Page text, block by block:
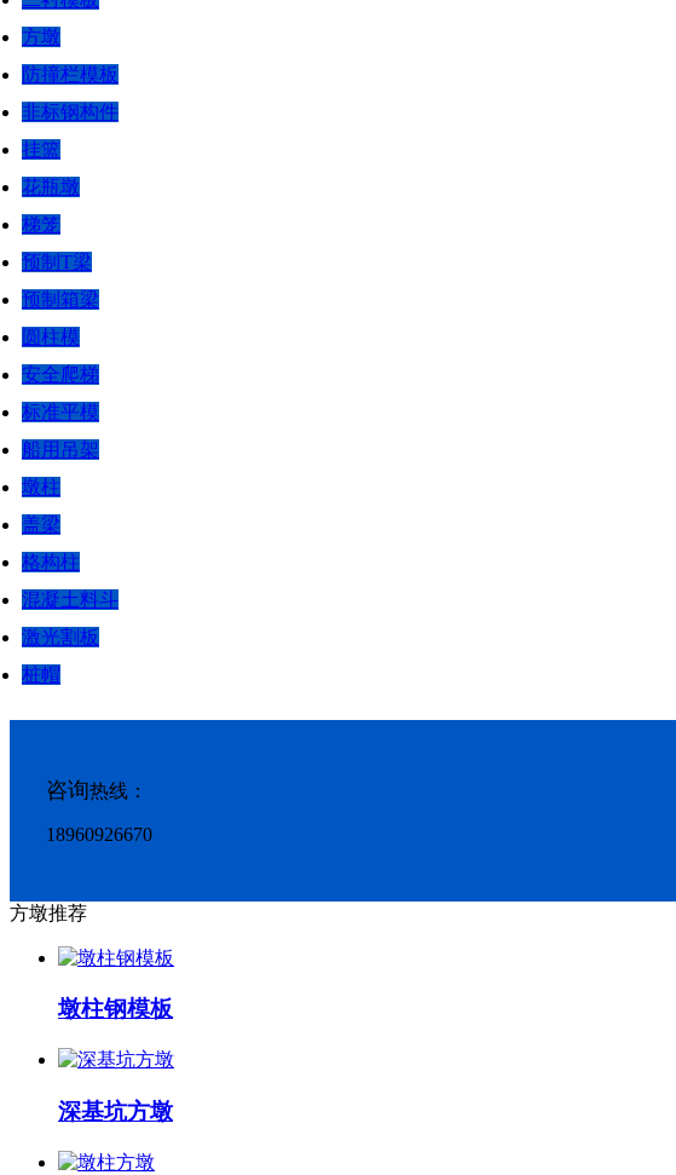
方墩
防撞栏模板
非标钢构件
挂篮
花瓶墩
梯笼
预制T梁
预制箱梁
圆柱模
安全爬梯
标准平模
船用吊架
墩柱
盖梁
格构柱
混凝土料斗
激光割板
桩帽
咨询热线：
18960926670
方墩推荐
墩柱钢模板
深基坑方墩